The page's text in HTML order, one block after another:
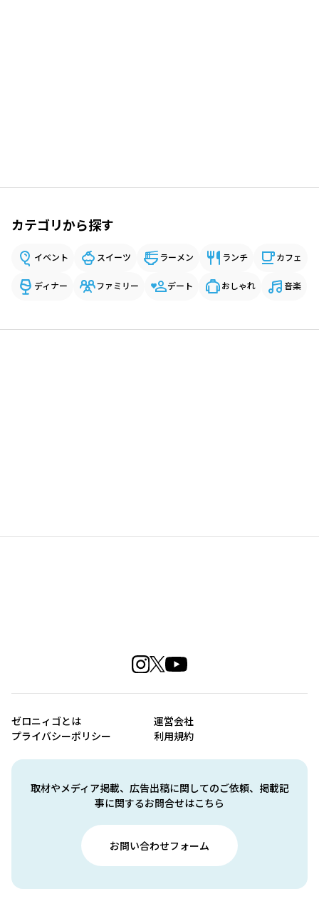
カテゴリから探す
イベント スイーツ ラーメン ランチ カフェ
ディナー ファミリー デート おしゃれ 音楽
取材やメディア掲載、広告出稿に関してのご依頼、掲載記
事に関するお問合せはこちら
お問い合わせフォーム
ゼロニィゴとは
運営会社
プライバシーポリシー
利用規約